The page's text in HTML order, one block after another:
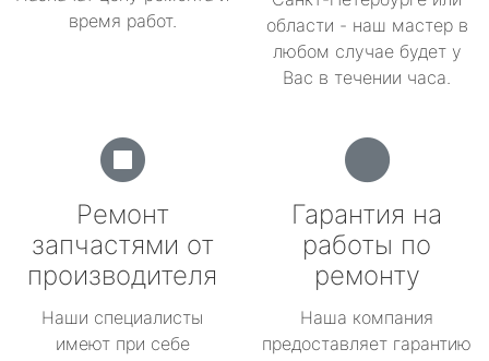
время работ.
области - наш мастер в
любом случае будет у
Вас в течении часа.
Ремонт
запчастями от
производителя
Наши специалисты
имеют при себе
Гарантия на
работы по
ремонту
Наша компания
предоставляет гарантию